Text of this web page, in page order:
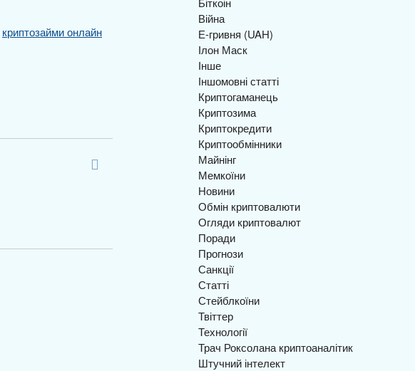
криптозайми онлайн
Війна
Е-гривня (UAH)
Ілон Маск
Інше
Іншомовні статті
Криптогаманець
Криптозима
Криптокредити
Криптообмінники
Майнінг
Мемкоїни
Новини
Обмін криптовалюти
Огляди криптовалют
Поради
Прогнози
Санкції
Статті
Стейблкоїни
Твіттер
Технології
Трач Роксолана криптоаналітик
Штучний інтелект